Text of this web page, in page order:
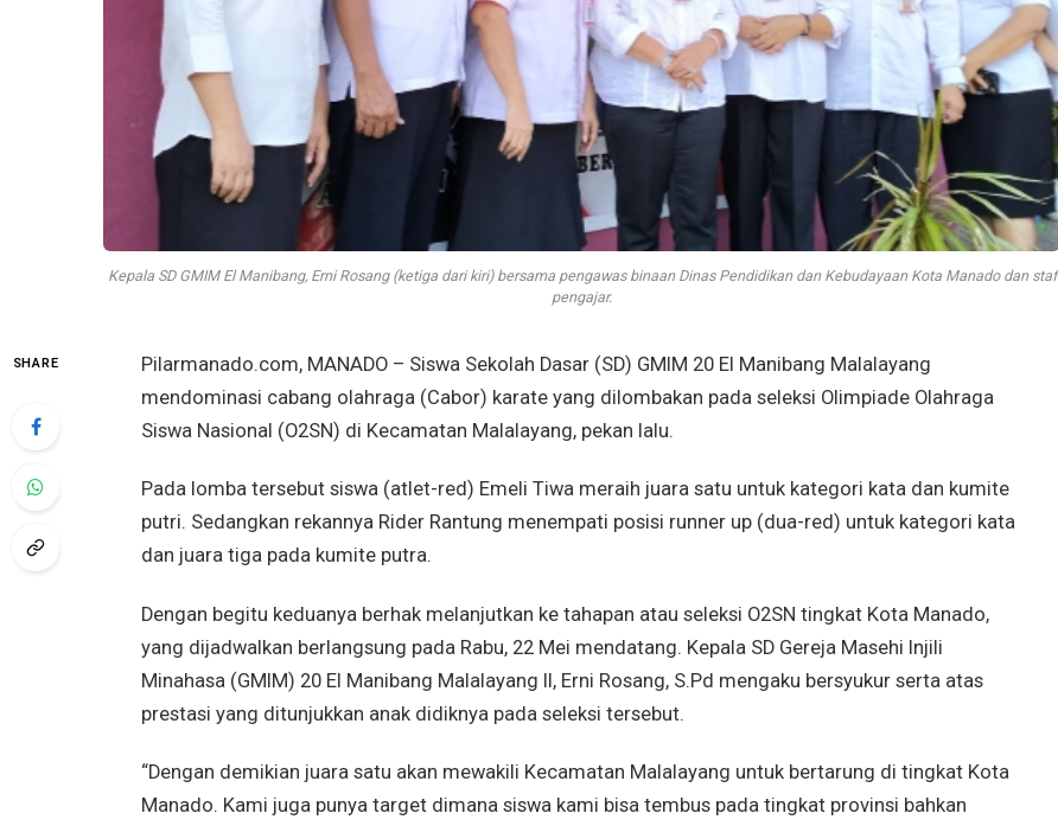
Kepala SD GMIM El Manibang, Erni Rosang (ketiga dari kiri) bersama pengawas binaan Dinas Pendidikan dan Kebudayaan Kota Manado dan staf
pengajar.
SHARE
Pilarmanado.com, MANADO – Siswa Sekolah Dasar (SD) GMIM 20 El Manibang Malalayang
mendominasi cabang olahraga (Cabor) karate yang dilombakan pada seleksi Olimpiade Olahraga
Siswa Nasional (O2SN) di Kecamatan Malalayang, pekan lalu.
Pada lomba tersebut siswa (atlet-red) Emeli Tiwa meraih juara satu untuk kategori kata dan kumite
putri. Sedangkan rekannya Rider Rantung menempati posisi runner up (dua-red) untuk kategori kata
dan juara tiga pada kumite putra.
Dengan begitu keduanya berhak melanjutkan ke tahapan atau seleksi O2SN tingkat Kota Manado,
yang dijadwalkan berlangsung pada Rabu, 22 Mei mendatang. Kepala SD Gereja Masehi Injili
Minahasa (GMIM) 20 El Manibang Malalayang II, Erni Rosang, S.Pd mengaku bersyukur serta atas
prestasi yang ditunjukkan anak didiknya pada seleksi tersebut.
“Dengan demikian juara satu akan mewakili Kecamatan Malalayang untuk bertarung di tingkat Kota
Manado. Kami juga punya target dimana siswa kami bisa tembus pada tingkat provinsi bahkan